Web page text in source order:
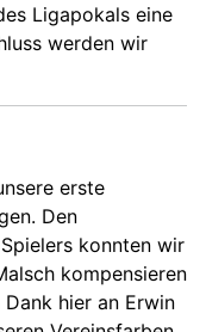
Ligapokals eine
werden wir
erste
Den
konnten wir
kompensieren
hier an Erwin